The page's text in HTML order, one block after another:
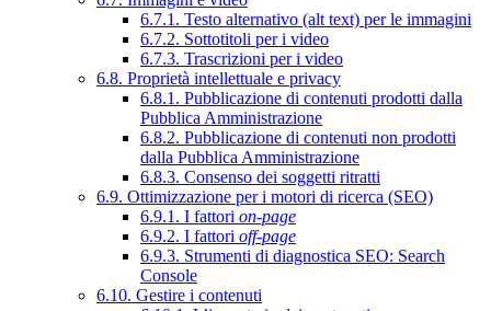
6.7.1. Testo alternativo (alt text) per le immagini
6.7.2. Sottotitoli per i video
6.7.3. Trascrizioni per i video
6.8. Proprietà intellettuale e privacy
6.8.1. Pubblicazione di contenuti prodotti dalla
Pubblica Amministrazione
6.8.2. Pubblicazione di contenuti non prodotti
dalla Pubblica Amministrazione
6.8.3. Consenso dei soggetti ritratti
6.9. Ottimizzazione per i motori di ricerca (SEO)
6.9.1. I fattori on-page
6.9.2. I fattori off-page
6.9.3. Strumenti di diagnostica SEO: Search
Console
6.10. Gestire i contenuti